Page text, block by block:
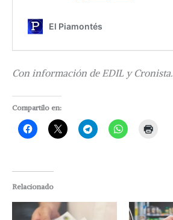
Con información de EDIL y Cronista.
Compartilo en:
Relacionado